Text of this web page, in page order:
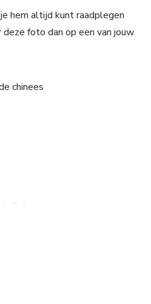
hem altijd kunt raadplegen
foto dan op een van jouw